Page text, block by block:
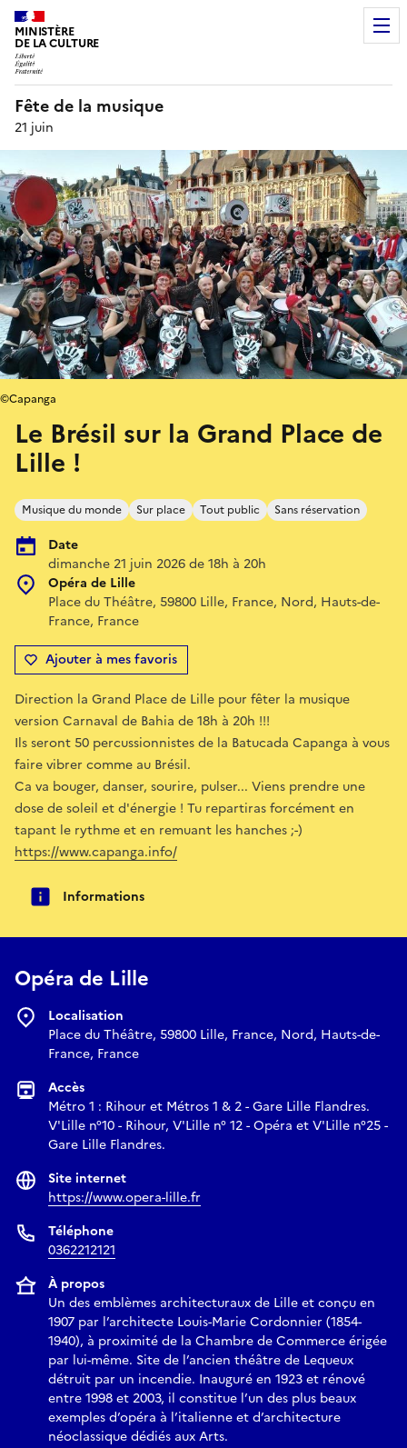
MINISTÈRE
DE LA CULTURE
Fête de la musique
21 juin
Le Brésil sur la Grand Place de
Lille !
Musique du monde Sur place Tout public Sans réservation
Date
dimanche 21 juin 2026 de 18h à 20h
Opéra de Lille
Place du Théâtre, 59800 Lille, France, Nord, Hauts-de-
France, France
Ajouter à mes favoris
©Capanga
Direction la Grand Place de Lille pour fêter la musique
version Carnaval de Bahia de 18h à 20h !!!
Ils seront 50 percussionnistes de la Batucada Capanga à vous
faire vibrer comme au Brésil.
Ca va bouger, danser, sourire, pulser... Viens prendre une
dose de soleil et d'énergie ! Tu repartiras forcément en
tapant le rythme et en remuant les hanches ;-)
https://www.capanga.info/
Informations
Opéra de Lille
Localisation
Place du Théâtre, 59800 Lille, France, Nord, Hauts-de-
France, France
Accès
Métro 1 : Rihour et Métros 1 & 2 - Gare Lille Flandres.
V'Lille n°10 - Rihour, V'Lille n° 12 - Opéra et V'Lille n°25 -
Gare Lille Flandres.
Site internet
https://www.opera-lille.fr
Téléphone
0362212121
À propos
Un des emblèmes architecturaux de Lille et conçu en
1907 par l’architecte Louis-Marie Cordonnier (1854-
1940), à proximité de la Chambre de Commerce érigée
par lui-même. Site de l’ancien théâtre de Lequeux
détruit par un incendie. Inauguré en 1923 et rénové
entre 1998 et 2003, il constitue l’un des plus beaux
exemples d’opéra à l’italienne et d’architecture
néoclassique dédiés aux Arts.